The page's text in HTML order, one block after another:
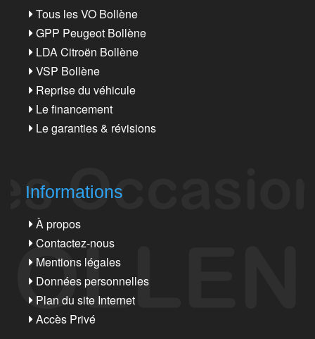
Tous les VO Bollène
GPP Peugeot Bollène
LDA Citroën Bollène
VSP Bollène
Reprise du véhicule
Le financement
Le garanties & révisions
Informations
À propos
Contactez-nous
Mentions légales
Données personnelles
Plan du site Internet
Accès Privé